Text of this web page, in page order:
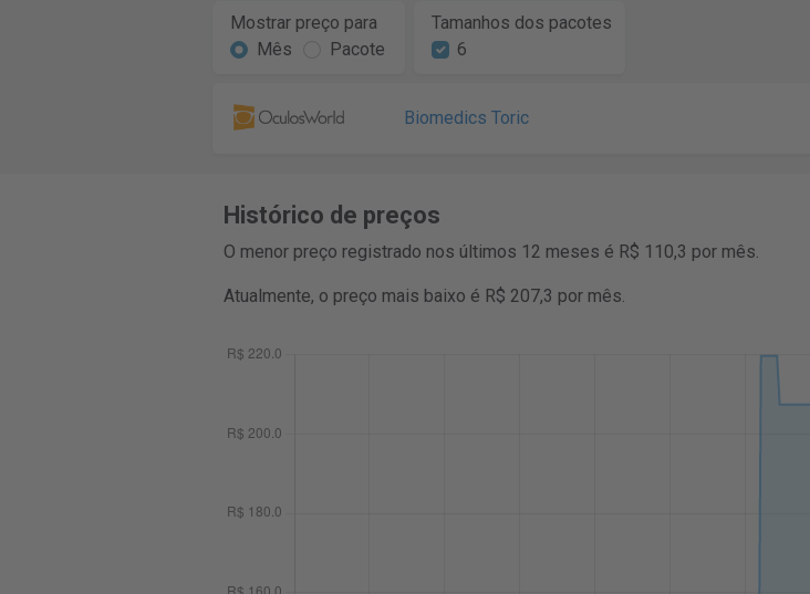
Mostrar preço para
Mês
Pacote
Tamanhos dos pacotes
6
Biomedics Toric
Histórico de preços
O menor preço registrado nos últimos 12 meses é R$ 110,3 por mês.
Atualmente, o preço mais baixo é R$ 207,3 por mês.